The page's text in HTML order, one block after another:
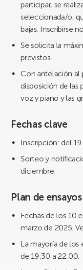
participar, se
seleccionada/o,
bajas. Inscribirse
Se solicita la
previstos.
Con antelación al
disposición de las
voz y piano y las
Fechas clave
Inscripción: del
Sorteo y
diciembre.
Plan de ensayos
Fechas de los 10
marzo de 2025.
La mayoría de los
de 19:30 a 22:00.